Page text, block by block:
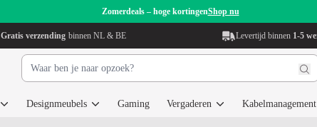
Zomerdeals – hoge kortingenShop nu
Gratis verzending binnen NL & BE Levertijd binnen 1-5
Designmeubels Gaming Vergaderen Kabelmanagement